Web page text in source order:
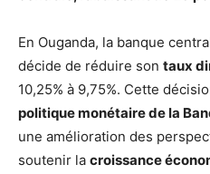
En Ouganda, la banque
décide de réduire son taux
10,25% à 9,75%. Cette
politique monétaire de la
une amélioration des
soutenir la croissance